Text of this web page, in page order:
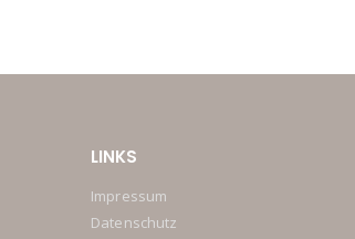
LINKS
Impressum
Datenschutz